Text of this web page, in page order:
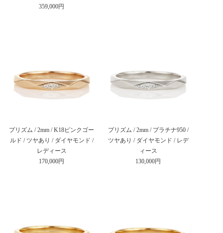
359,000円
プリズム / 2mm / K18ピンクゴー
ルド / ツヤあり / ダイヤモンド /
レディース
170,000円
プリズム / 2mm / プラチナ950 /
ツヤあり / ダイヤモンド / レデ
ィース
130,000円